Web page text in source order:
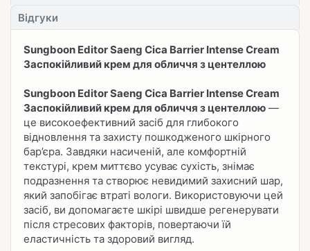
Відгуки
Sungboon Editor Saeng Cica Barrier Intense Cream
Заспокійливий крем для обличчя з центеллою
Sungboon Editor Saeng Cica Barrier Intense Cream
Заспокійливий крем для обличчя з центеллою —
це високоефективний засіб для глибокого
відновлення та захисту пошкодженого шкірного
бар’єра. Завдяки насиченій, але комфортній
текстурі, крем миттєво усуває сухість, знімає
подразнення та створює невидимий захисний шар,
який запобігає втраті вологи. Використовуючи цей
засіб, ви допомагаєте шкірі швидше регенерувати
після стресових факторів, повертаючи їй
еластичність та здоровий вигляд.